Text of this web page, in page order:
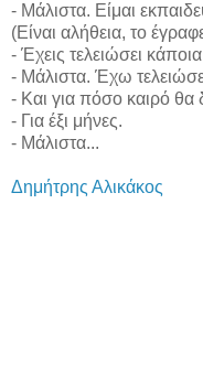
- Μάλιστα. Είμαι
(Είναι αλήθεια, το
- Έχεις τελειώσει
- Μάλιστα. Έχω
- Και για πόσο καιρό θα
- Για έξι μήνες.
- Μάλιστα...
Δημήτρης Αλικάκος